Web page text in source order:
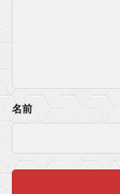
ビットコイン再び
名前